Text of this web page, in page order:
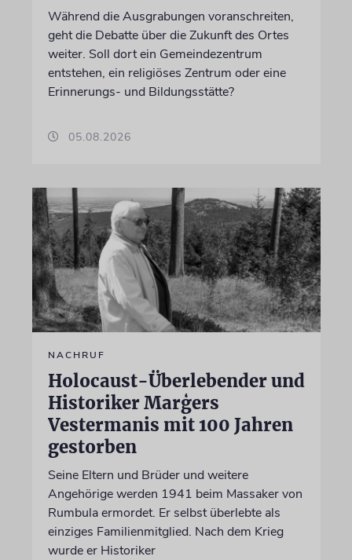
Während die Ausgrabungen voranschreiten,
geht die Debatte über die Zukunft des Ortes
weiter. Soll dort ein Gemeindezentrum
entstehen, ein religiöses Zentrum oder eine
Erinnerungs- und Bildungsstätte?
05.08.2026
NACHRUF
Holocaust-Überlebender und
Historiker Marģers
Vestermanis mit 100 Jahren
gestorben
Seine Eltern und Brüder und weitere
Angehörige werden 1941 beim Massaker von
Rumbula ermordet. Er selbst überlebte als
einziges Familienmitglied. Nach dem Krieg
wurde er Historiker